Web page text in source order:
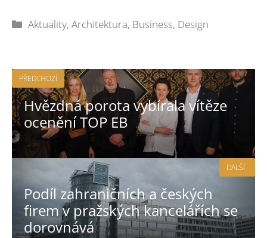
Rubriky
Aktuality,Architektura, Business, Design
PŘEDCHOZÍ
Hvězdná porota vybírala vítěze
ocenění TOP EB
Podíl zahraničních a českých
firem v pražských kancelářích se
dorovnává
DALŠÍ